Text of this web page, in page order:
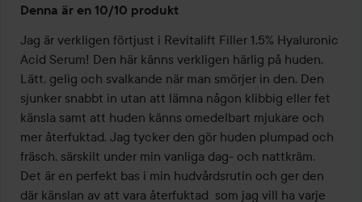
5
av
5
Denna är en 10/10 produkt
Jag är verkligen förtjust i Revitalift Filler 1,5% Hyaluronic
Acid Serum! Den här känns verkligen härlig på huden.
Lätt, gelig och svalkande när man smörjer in den. Den
sjunker snabbt in utan att lämna någon klibbig eller fet
känsla samt att huden känns omedelbart mjukare och
mer återfuktad. Jag tycker den gör huden plumpad och
fräsch, särskilt under min vanliga dag- och nattkräm.
Det är en perfekt bas i min hudvårdsrutin och ger den
där känslan av att vara återfuktad  som jag vill ha varje